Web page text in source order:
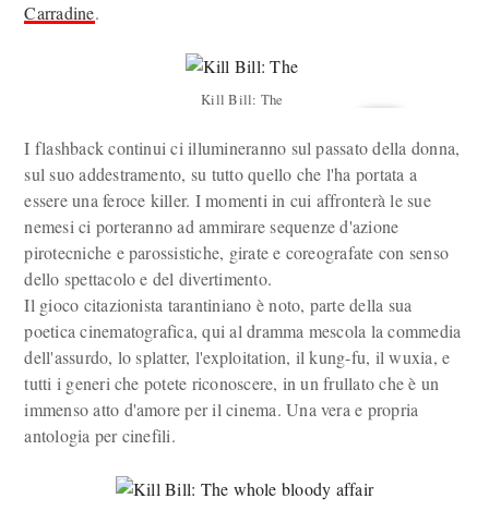
Carradine.
Kill Bill: The
I flashback continui ci illumineranno sul passato della donna,
sul suo addestramento, su tutto quello che l'ha portata a
essere una feroce killer. I momenti in cui affronterà le sue
nemesi ci porteranno ad ammirare sequenze d'azione
pirotecniche e parossistiche, girate e coreografate con senso
dello spettacolo e del divertimento.
Il gioco citazionista tarantiniano è noto, parte della sua
poetica cinematografica, qui al dramma mescola la commedia
dell'assurdo, lo splatter, l'exploitation, il kung-fu, il wuxia, e
tutti i generi che potete riconoscere, in un frullato che è un
immenso atto d'amore per il cinema. Una vera e propria
antologia per cinefili.